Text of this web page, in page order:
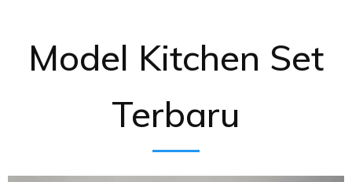
Model Kitchen Set
Terbaru